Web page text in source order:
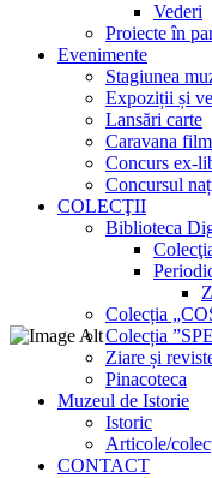
Vederi
Proiecte în
Evenimente
Stagiunea
Expoziții și
Lansări carte
Caravana
Concurs ex-
Concursul
COLECŢII
Biblioteca
Colecția
Colecția
Ziare și
Pinacoteca
Muzeul de Istorie
Istoric
Articole/
CONTACT